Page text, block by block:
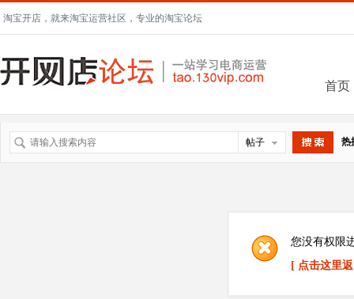
淘宝开店，就来淘宝运营社区，专业的淘宝论坛
首页
帖子 热
您没有权限
[ 点击这里